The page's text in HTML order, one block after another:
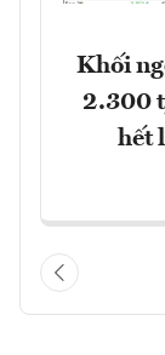
Khối
2.300
hết